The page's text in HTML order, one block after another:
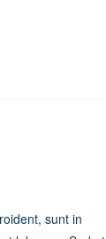
sunt in